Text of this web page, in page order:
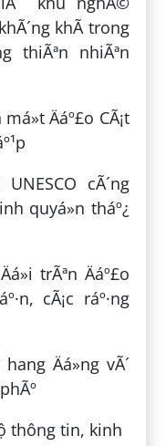
khÃ­ trong
thiÃªn nhiÃªn
Äáº£o CÃ¡t
cÃ´ng
quyá»n tháº¿
trÃªn Äáº£o
cÃ¡c ráº·ng
Äá»ng vÃ´